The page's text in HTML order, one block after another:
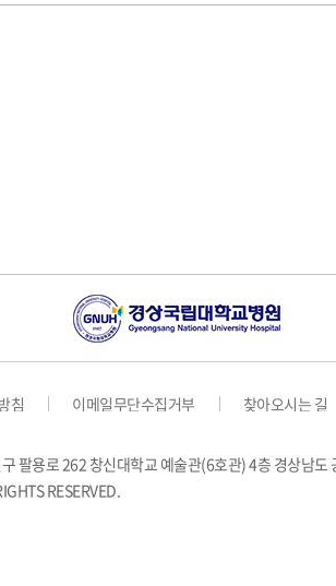
침 이메일무단수집거부 찾아오시는 길
팔용로 262 창신대학교 예술관(6호관) 4층 경상남도
RESERVED.